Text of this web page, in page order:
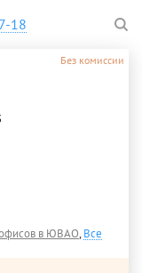
18
Без комиссии
в ЮВАО,Все